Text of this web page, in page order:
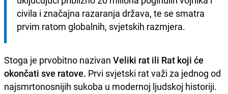
civila i značajna razaranja država, te se smatra
prvim ratom globalnih, svjetskih razmjera.
Stoga je prvobitno nazivan Veliki rat ili Rat koji će
okončati sve ratove. Prvi svjetski rat važi za jednog od
najsmrtonosnijih sukoba u modernoj ljudskoj historiji.